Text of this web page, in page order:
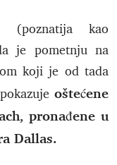
(poznatija kao
je pometnju na
koji je od tada
oštećene
pronađene u
Dallas.